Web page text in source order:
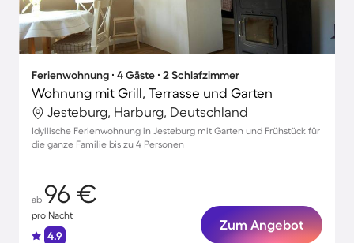
Ferienwohnung ∙ 4 Gäste ∙ 2 Schlafzimmer
Wohnung mit Grill, Terrasse und Garten
Jesteburg, Harburg, Deutschland
Idyllische Ferienwohnung in Jesteburg mit Garten und Frühstück für
die ganze Familie bis zu 4 Personen
ab 96 €
pro Nacht
4.9
Zum Angebot